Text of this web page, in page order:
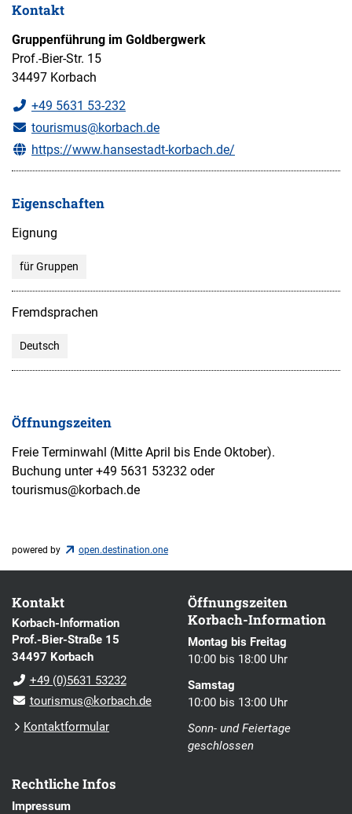
Kontakt
Gruppenführung im Goldbergwerk
Prof.-Bier-Str. 15
34497 Korbach
+49 5631 53-232
tourismus@korbach.de
https://www.hansestadt-korbach.de/
Eigenschaften
Eignung
für Gruppen
Fremdsprachen
Deutsch
Öffnungszeiten
Freie Terminwahl (Mitte April bis Ende Oktober).
Buchung unter +49 5631 53232 oder
tourismus@korbach.de
powered by open.destination.one
Kontakt
Korbach-Information
Prof.-Bier-Straße 15
34497 Korbach
+49 (0)5631 53232
tourismus@korbach.de
Kontaktformular
Öffnungszeiten
Korbach-Information
Montag bis Freitag
10:00 bis 18:00 Uhr
Samstag
10:00 bis 13:00 Uhr
Sonn- und Feiertage
geschlossen
Rechtliche Infos
Impressum